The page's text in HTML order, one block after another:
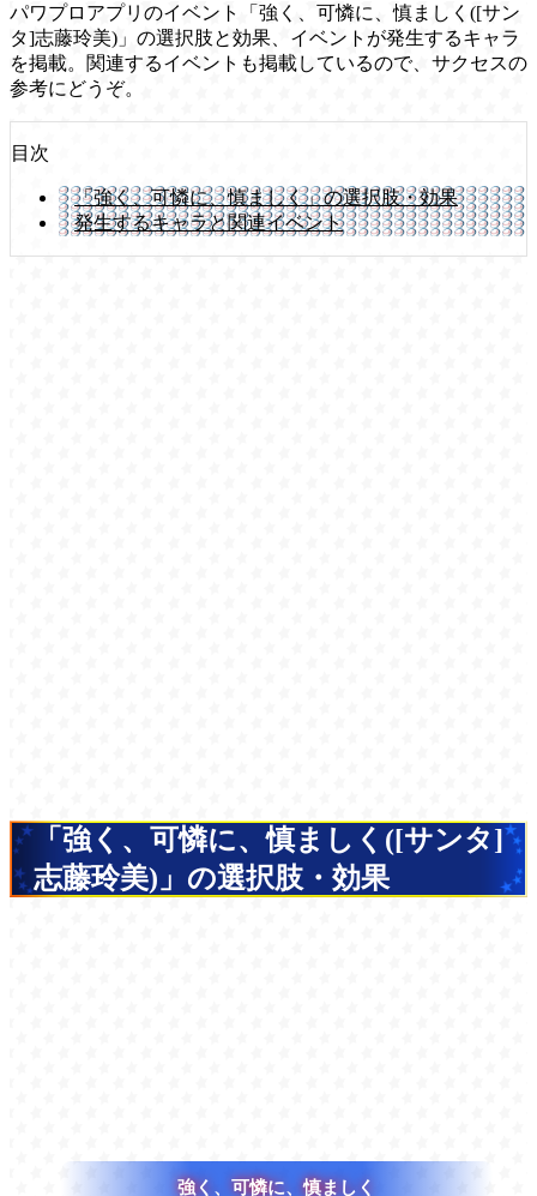
パワプロアプリのイベント「強く、可憐に、慎ましく([サン
タ]志藤玲美)」の選択肢と効果、イベントが発生するキャラ
を掲載。関連するイベントも掲載しているので、サクセスの
参考にどうぞ。
目次
「強く、可憐に、慎ましく」の選択肢・効果
発生するキャラと関連イベント
「強く、可憐に、慎ましく([サンタ]
志藤玲美)」の選択肢・効果
強く、可憐に、慎ましく